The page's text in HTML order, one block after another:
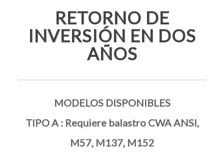
RETORNO DE
INVERSIÓN EN DOS
AÑOS
MODELOS DISPONIBLES
TIPO A : Requiere balastro CWA ANSI,
M57, M137, M152